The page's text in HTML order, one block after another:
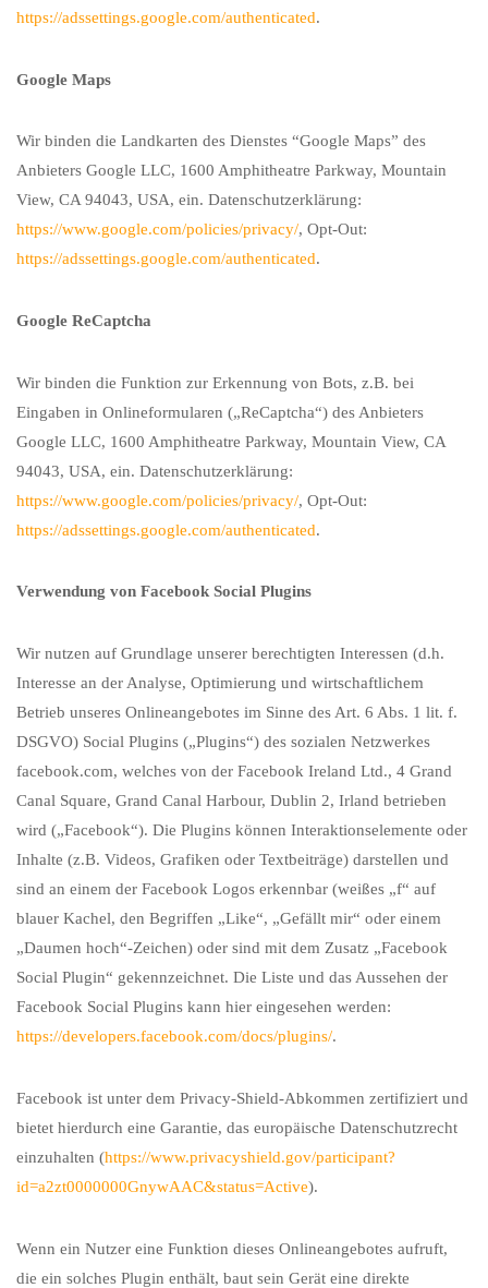
https://adssettings.google.com/authenticated.
Google Maps
Wir binden die Landkarten des Dienstes “Google Maps” des
Anbieters Google LLC, 1600 Amphitheatre Parkway, Mountain
View, CA 94043, USA, ein. Datenschutzerklärung:
https://www.google.com/policies/privacy/, Opt-Out:
https://adssettings.google.com/authenticated.
Google ReCaptcha
Wir binden die Funktion zur Erkennung von Bots, z.B. bei
Eingaben in Onlineformularen („ReCaptcha“) des Anbieters
Google LLC, 1600 Amphitheatre Parkway, Mountain View, CA
94043, USA, ein. Datenschutzerklärung:
https://www.google.com/policies/privacy/, Opt-Out:
https://adssettings.google.com/authenticated.
Verwendung von Facebook Social Plugins
Wir nutzen auf Grundlage unserer berechtigten Interessen (d.h.
Interesse an der Analyse, Optimierung und wirtschaftlichem
Betrieb unseres Onlineangebotes im Sinne des Art. 6 Abs. 1 lit. f.
DSGVO) Social Plugins („Plugins“) des sozialen Netzwerkes
facebook.com, welches von der Facebook Ireland Ltd., 4 Grand
Canal Square, Grand Canal Harbour, Dublin 2, Irland betrieben
wird („Facebook“). Die Plugins können Interaktionselemente oder
Inhalte (z.B. Videos, Grafiken oder Textbeiträge) darstellen und
sind an einem der Facebook Logos erkennbar (weißes „f“ auf
blauer Kachel, den Begriffen „Like“, „Gefällt mir“ oder einem
„Daumen hoch“-Zeichen) oder sind mit dem Zusatz „Facebook
Social Plugin“ gekennzeichnet. Die Liste und das Aussehen der
Facebook Social Plugins kann hier eingesehen werden:
https://developers.facebook.com/docs/plugins/.
Facebook ist unter dem Privacy-Shield-Abkommen zertifiziert und
bietet hierdurch eine Garantie, das europäische Datenschutzrecht
einzuhalten (https://www.privacyshield.gov/participant?
id=a2zt0000000GnywAAC&status=Active).
Wenn ein Nutzer eine Funktion dieses Onlineangebotes aufruft,
die ein solches Plugin enthält, baut sein Gerät eine direkte